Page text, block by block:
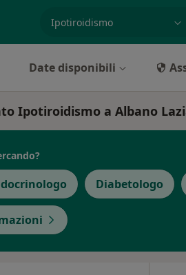
Date disponibili
Ipotiroidismo a Albano
Diabetologo